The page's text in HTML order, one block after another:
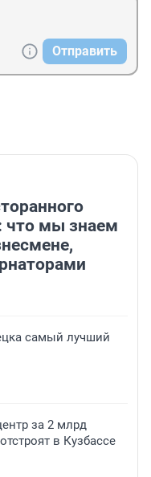
Отправить
что мы знаем
самый лучший
за 2 млрд
в Кузбассе